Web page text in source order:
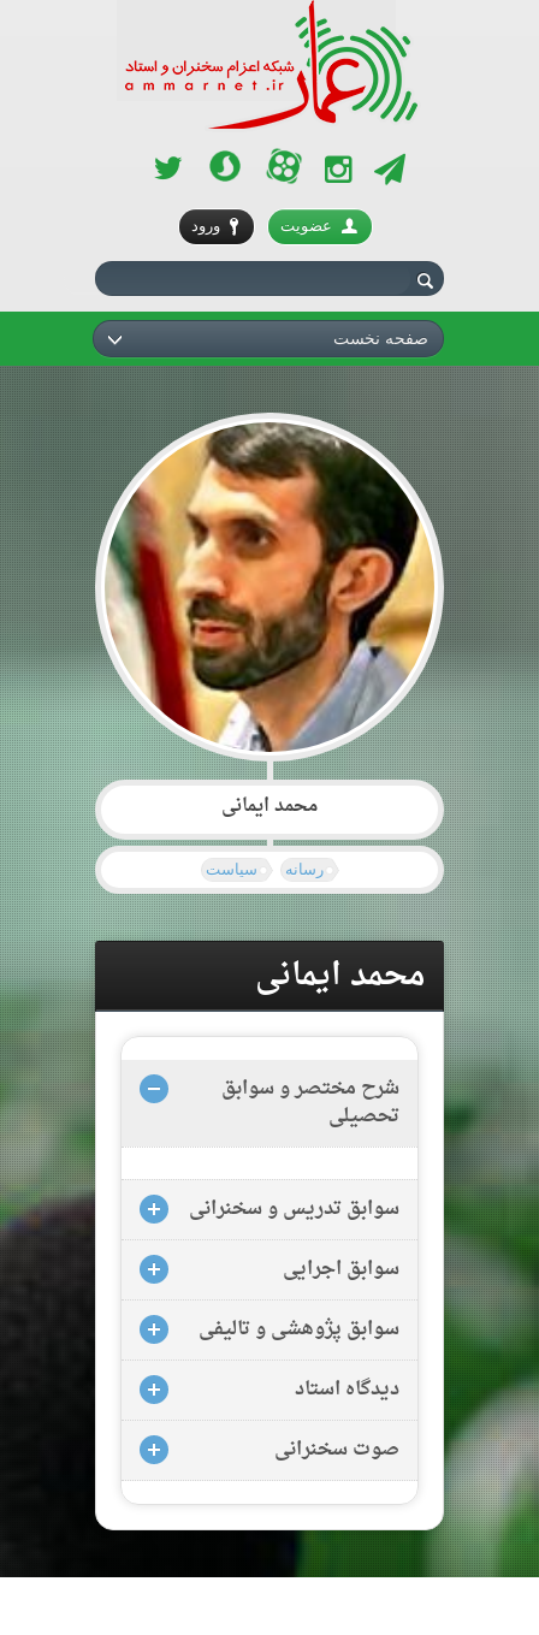
تلگرام اینستاگرام آپارات سروش
ورود عضویت
صفحه نخست
محمد ایمانی
رسانه سیاست
محمد ایمانی
شرح مختصر و سوابق
تحصیلی
سوابق تدریس و سخنرانی
سوابق اجرایی
سوابق پژوهشی و تالیفی
دیدگاه استاد
صوت سخنرانی